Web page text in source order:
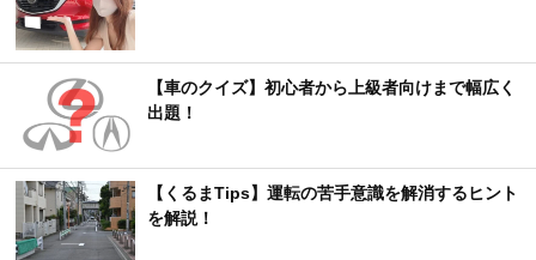
【車のクイズ】初心者から上級者向けまで幅広く
出題！
【くるまTips】運転の苦手意識を解消するヒント
を解説！